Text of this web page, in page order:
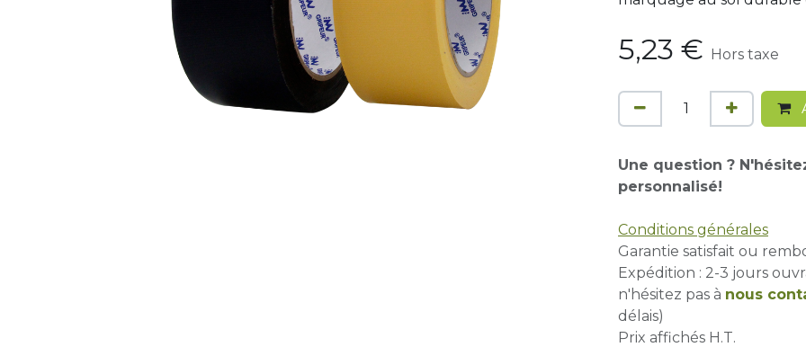
5,23 € Hors taxe
Une question ?
personnalisé!
Conditions générales
Garantie satisfait ou
Expédition : 2-3 jours
n'hésitez pas à nous
délais)
Prix affichés H.T.